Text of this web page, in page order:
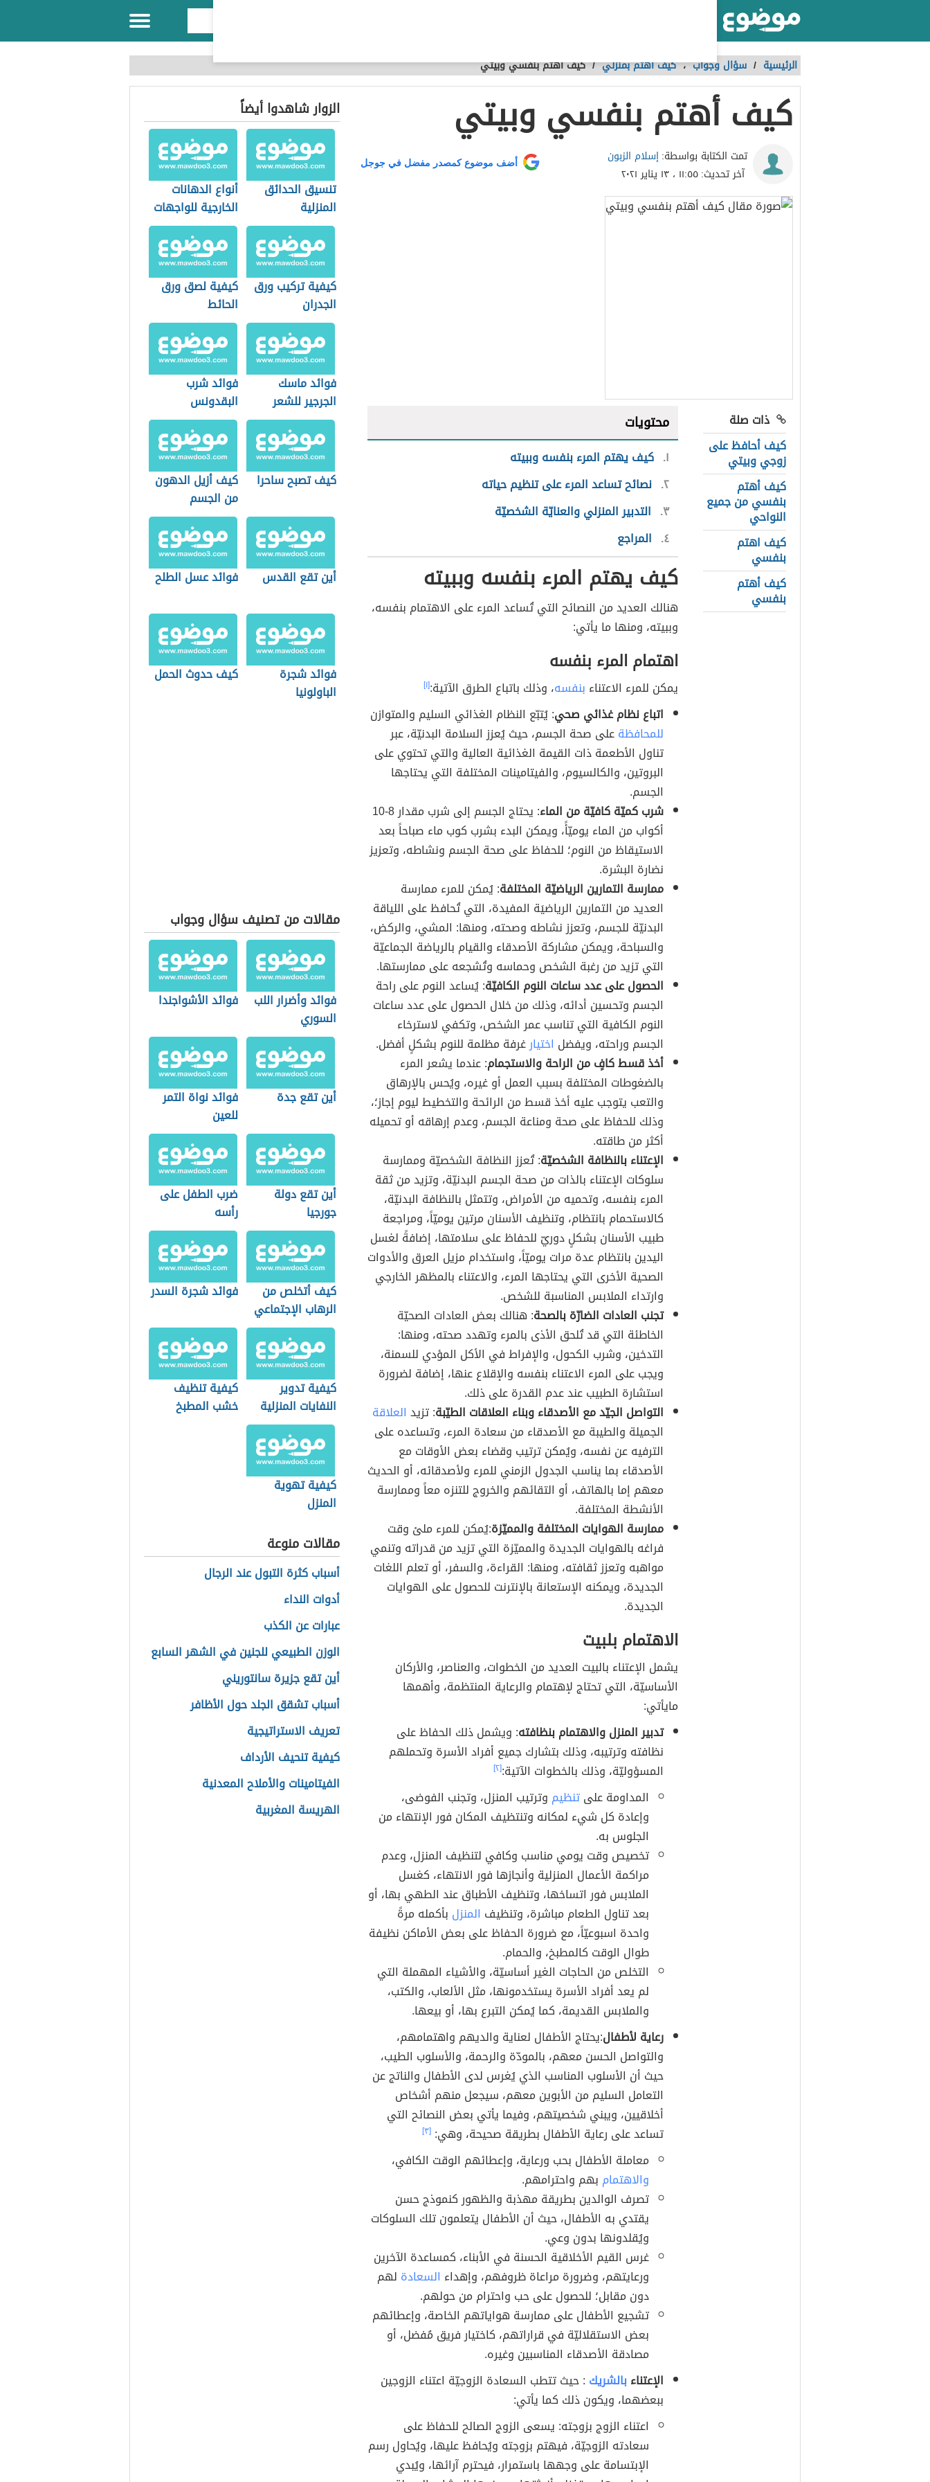
الرئيسية / سؤال وجواب،كيف أهتم بمنزلي /كيف أهتم بنفسي وبيتي
كيف أهتم بنفسي وبيتي
تمت الكتابة بواسطة:إسلام الزبون
آخر تحديث:١١:٥٥ ، ١٣ يناير ٢٠٢١
أضف موضوع كمصدر مفضل في جوجل
ذات صلة
كيف أحافظ على
زوجي وبيتي
كيف أهتم
بنفسي من جميع
النواحي
كيف اهتم
بنفسي
كيف أهتم
بنفسي
محتويات
١ كيف يهتم المرء بنفسه وببيته
٢ نصائح تساعد المرء على تنظيم حياته
٣ التدبير المنزلي والعنايّة الشخصيّة
٤ المراجع
كيف يهتم المرء بنفسه وببيته
هنالك العديد من النصائح التي تُساعد المرء على الاهتمام بنفسه،
وببيته، ومنها ما يأتي:
اهتمام المرء بنفسه
يمكن للمرء الاعتناء بنفسه، وذلك باتباع الطرق الآتية:[١]
اتباع نظام غذائي صحي: يُتبّع النظام الغذائي السليم والمتوازن
للمحافظةعلى صحة الجسم، حيث يُعزز السلامة البدنيّة، عبر
تناول الأطعمة ذات القيمة الغذائية العالية والتي تحتوي على
البروتين، والكالسيوم، والفيتامينات المختلفة التي يحتاجها
الجسم.
شرب كميّة كافيّة من الماء
: يحتاج الجسم إلى شرب مقدار 8-10
أكواب من الماء يوميّأً، ويمكن البدء بشرب كوب ماء صباحاً بعد
الاستيقاظ من النوم؛ للحفاظ على صحة الجسم ونشاطه، وتعزيز
نضارة البشرة.
ممارسة التمارين الرياضيّة المختلفة: يُمكن للمرء ممارسة
العديد من التمارين الرياضيَة المفيدة، التي تُحافظ على اللياقة
البدنيّة للجسم، وتعزز نشاطه وصحته، ومنها: المشي، والركض،
والسباحة، ويمكن مشاركة الأصدقاء والقيام بالرياضة الجماعيّة
التي تزيد من رغبة الشخص وحماسه وتُشجعه على ممارستها.
الحصول على عدد ساعات النوم الكافيّة: يُساعد النوم على راحة
الجسم وتحسين أدائه، وذلك من خلال الحصول على عدد ساعات
النوم الكافية التي تناسب عمر الشخص، وتكفي لاسترخاء
الجسم وراحته، ويفضل اختيارغرفة مظلمة للنوم بشكلٍ أفضل.
أخذ قسط كافٍ من الراحة والاستجمام: عندما يشعر المرء
بالضغوطات المختلفة بسبب العمل أو غيره، ويُحس بالإرهاق
والتعب يتوجب عليه أخذ قسط من الرائحة والتخطيط ليوم إجاز؛،
وذلك للحفاظ على صحة ومناعة الجسم، وعدم إرهاقه أو تحميله
أكثر من طاقته.
الإعتناء بالنظافة الشخصيّة: تُعزز النظافة الشخصيّة وممارسة
سلوكات الإعتناء بالذات من صحة الجسم البدنيّة، وتزيد من ثقة
المرء بنفسه، وتحميه من الأمراض، وتتمثل بالنظافة البدنيّة،
كالاستحمام بانتظام، وتنظيف الأسنان مرتين يوميّاً، ومراجعة
طبيب الأسنان بشكلٍ دوريّ للحفاظ على سلامتها، إضافةً لغسل
اليدين بانتظام عدة مرات يوميّاً، واستخدام مزيل العرق والأدوات
الصحية الأخرى التي يحتاجها المرء، والاعتناء بالمظهر الخارجي
وارتداء الملابس المناسبة للشخص.
تجنب العادات الضارّة بالصحة: هنالك بعض العادات الصحيّة
الخاطئة التي قد تُلحق الأذى بالمرء وتهدد صحته، ومنها:
التدخين، وشرب الكحول، والإفراط في الأكل المؤدي للسمنة،
ويجب على المرء الاعتناء بنفسه والإقلاع عنها، إضافة لضرورة
استشارة الطبيب عند عدم القدرة على ذلك.
التواصل الجيّد مع الأصدقاء وبناء العلاقات الطيّبة: تزيد العلاقة
الجميلة والطيبة مع الأصدقاء من سعادة المرء، وتساعده على
الترفيه عن نفسه، ويُمكن ترتيب وقضاء بعض الأوقات مع
الأصدقاء بما يناسب الجدول الزمني للمرء ولأصدقائه، أو الحديث
معهم إما بالهاتف، أو التقائهم والخروج للتنزه معاً وممارسة
الأنشطة المختلفة.
ممارسة الهوايات المختلفة والمميّزة:يُمكن للمرء ملئ وقت
فراغه بالهوايات الجديدة والمميّزة التي تزيد من قدراته وتنمي
مواهبه وتعزز ثقافته، ومنها: القراءة، والسفر، أو تعلم اللغات
الجديدة، ويمكنه الإستعانة بالإنترنت للحصول على الهوايات
الجديدة.
الاهتمام بلبيت
يشمل الإعتناء بالبيت العديد من الخطوات، والعناصر، والأركان
الأساسيّة، التي تحتاج لإهتمام والرعاية المنتظمة، وأهمها
مايأتي:
تدبير المنزل والاهتمام بنظافته: ويشمل ذلك الحفاظ على
نظافته وترتيبه، وذلك بتشارك جميع أفراد الأسرة وتحملهم
المسؤوليّة، وذلك بالخطوات الآتية:[٢]
المداومة علىتنظيم وترتيب المنزل، وتجنب الفوضى،
وإعادة كل شيء لمكانه وتنتظيف المكان فور الإنتهاء من
الجلوس به.
تخصيص وقت يومي مناسب وكافي لتنظيف المنزل، وعدم
مراكمة الأعمال المنزلية وأنجازها فور الانتهاء، كغسل
الملابس فور اتساخها، وتنظيف الأطباق عند الطهي بها، أو
بعد تناول الطعام مباشرة، وتنظيف المنزل بأكمله مرةً
واحدة اسبوعيّاً، مع ضرورة الحفاظ على بعض الأماكن نظيفة
طوال الوقت كالمطبخ، والحمام.
التخلص من الحاجات الغير أساسيّة، والأشياء المهملة التي
لم يعد أفراد الأسرة يستخدمونها، مثل الألعاب، والكتب،
والملابس القديمة، كما يُمكن التبرع بها، أو بيعها.
رعاية لأطفال:يحتاج الأطفال لعناية والديهم واهتمامهم،
والتواصل الحسن معهم، بالمودّة والرحمة، والأسلوب الطيب،
حيث أن الأسلوب المناسب الذي يُغرس لدى الأطفال والناتج عن
التعامل السليم من الأبوين معهم، سيجعل منهم أشخاص
أخلاقيين، ويبني شخصيتهم، وفيما يأتي بعض النصائح التي
تساعد على رعاية الأطفال بطريقة صحيحة، وهي:[٣]
معاملة الأطفال بحب ورعاية، وإعطائهم الوقت الكافي،
والاهتمام بهم واحترامهم.
تصرف الوالدين بطريقة مهذبة والظهور كنموذج حسن
يقتدي به الأطفال، حيث أن الأطفال يتعلمون تلك السلوكات
ويُقلدونها بدون وعي.
غرس القيم الأخلاقية الحسنة في الأبناء، كمساعدة الآخرين
ورعايتهم، وضرورة مراعاة ظروفهم، وإهداء السعادة لهم
دون مقابل؛ للحصول على حب واحترام من حولهم.
تشجيع الأطفال على ممارسة هواياتهم الخاصة، وإعطائهم
بعض الاستقلاليّة في قراراتهم، كاختيار فريق مُفضل، أو
مصادقة الأصدقاء المناسبين وغيره.
الإعتناءبالشريك : حيث تتطب السعادة الزوجيّة اعتناء الزوجين
ببعضهما، ويكون ذلك كما يأتي:
اعتناء الزوج بزوجته: يسعى الزوج الصالح للحفاظ على
سعادته الزوجيّة، فيهتم بزوجته ويُحافظ عليها، ويُحاول رسم
الإبتسامة على وجهها باستمرار، فيحترم آرائها، ويُبدي
الزوار شاهدوا أيضاً
تنسيق الحدائق
المنزلية
أنواع الدهانات
الخارجية للواجهات
كيفية تركيب ورق
الجدران
كيفية لصق ورق
الحائط
فوائد ماسك
الجرجير للشعر
فوائد شرب
البقدونس
كيف تصبح ساحرا
كيف أزيل الدهون
من الجسم
أين تقع القدس فوائد عسل الطلح
فوائد شجرة
الباولونيا
كيف حدوث الحمل
مقالات من تصنيف سؤال وجواب
فوائد وأضرار اللب
السوري
فوائد الأشواجندا
أين تقع جدة
فوائد نواة التمر
للعين
أين تقع دولة
جورجيا
ضرب الطفل على
رأسه
كيف أتخلص من
الرهاب الإجتماعي
فوائد شجرة السدر
كيفية تدوير
النفايات المنزلية
كيفية تنظيف
خشب المطبخ
كيفية تهوية
المنزل
مقالات منوعة
أسباب كثرة التبول عند الرجال
أدوات النداء
عبارات عن الكذب
الوزن الطبيعي للجنين في الشهر السابع
أين تقع جزيرة سانتوريني
أسباب تشقق الجلد حول الأظافر
تعريف الاستراتيجية
كيفية تنحيف الأرداف
الفيتامينات والأملاح المعدنية
الهريسة المغربية